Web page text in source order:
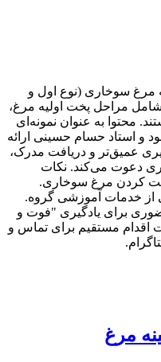
مرغ سوخاری (نوع اول و
مراحل پخت اولیه مرغ،
محتوا به عنوان نمونه‌ای
و استاد حسام حسینی ارائه
عمیق‌تر و دریافت مدرک،
دعوت می‌کند. نکات
کردن مرغ سوخاری.
از خدمات آموزشی گروه.
برای یادگیری "فوت و
مستقیم برای تماس و
مرغ